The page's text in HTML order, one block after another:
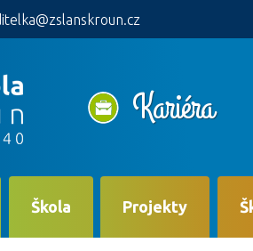
Kariéra
Škola Projekty